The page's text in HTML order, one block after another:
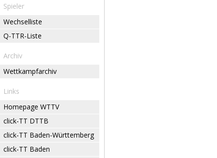
Spieler
Wechselliste
Q-TTR-Liste
Archiv
Wettkampfarchiv
Links
Homepage WTTV
click-TT DTTB
click-TT Baden-Württemberg
click-TT Baden